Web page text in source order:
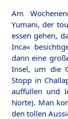
Am
Yumani, der
essen gehen,
Inca«
dann eine
Insel, um die
Stopp in
auffüllen und
Norte). Man
den tollen